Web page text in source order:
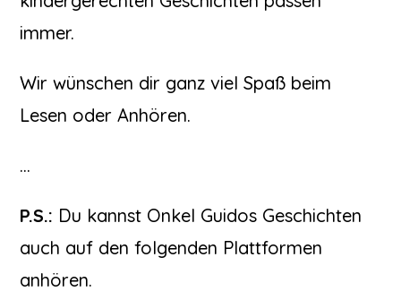
immer.
Wir wünschen dir ganz viel Spaß beim
Lesen oder Anhören.
…
P.S.: Du kannst Onkel Guidos Geschichten
auch auf den folgenden Plattformen
anhören.